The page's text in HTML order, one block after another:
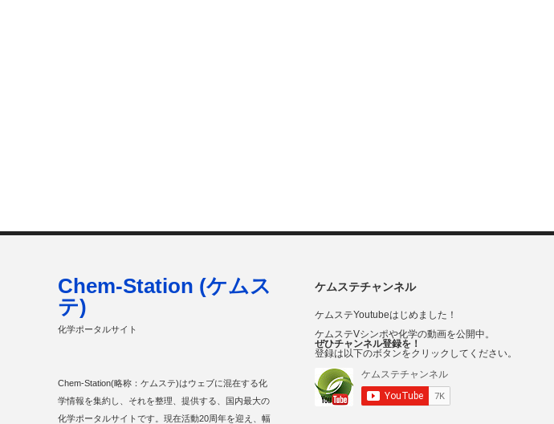
ケムステチャンネル
ケムステYoutubeはじめました！
ケムステVシンポや化学の動画を公開中。
ぜひチャンネル登録を！
登録は以下のボタンをクリックしてください。
Chem-Station (ケムス
テ)
化学ポータルサイト
Chem-Station(略称：ケムステ)はウェブに混在する化
学情報を集約し、それを整理、提供する、国内最大の
化学ポータルサイトです。現在活動20周年を迎え、幅